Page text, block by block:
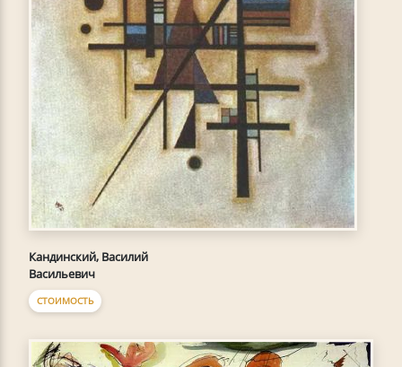
Кандинский, Василий
Васильевич
СТОИМОСТЬ